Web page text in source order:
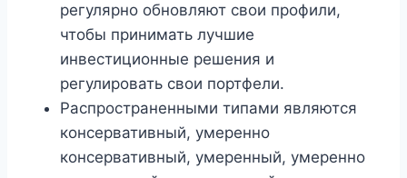
регулярно обновляют свои профили,
чтобы принимать лучшие
инвестиционные решения и
регулировать свои портфели.
Распространенными типами являются
консервативный, умеренно
консервативный, умеренный, умеренно